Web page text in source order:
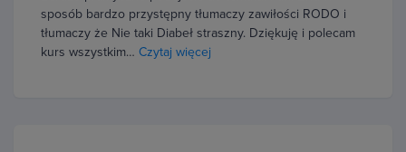
sposób bardzo przystępny tłumaczy zawiłości RODO i
tłumaczy że Nie taki Diabeł straszny. Dziękuję i polecam
kurs wszystkim… Czytaj więcej